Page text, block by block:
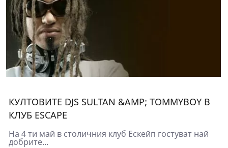
КУЛТОВИТЕ DJS SULTAN &AMP; TOMMYBOY В
КЛУБ ESCAPE
На 4 ти май в столичния клуб Ескейп гостуват най
добрите...